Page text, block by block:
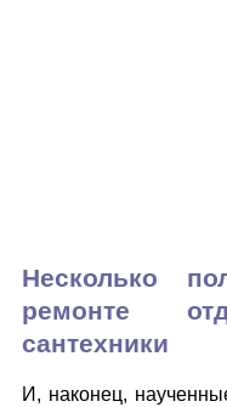
Несколько
ремонте
сантехники
И, наконец,